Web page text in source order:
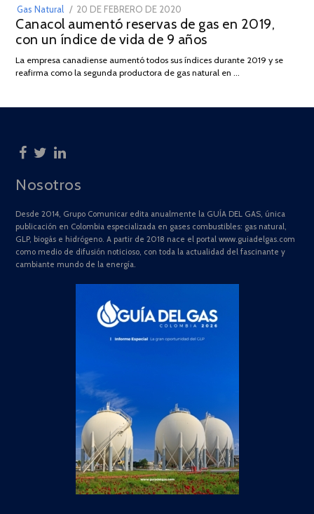
Gas Natural
POSTED
ON
20 DE FEBRERO DE 2020
DE
JULIO
2025
Canacol aumentó reservas de gas en 2019,
con un índice de vida de 9 años
La empresa canadiense aumentó todos sus índices durante 2019 y se
reafirma como la segunda productora de gas natural en …
Nosotros
Desde 2014, Grupo Comunicar edita anualmente la GUÍA DEL GAS, única
publicación en Colombia especializada en gases combustibles: gas natural,
GLP, biogás e hidrógeno. A partir de 2018 nace el portal www.guiadelgas.com
como medio de difusión noticioso, con toda la actualidad del fascinante y
cambiante mundo de la energía.